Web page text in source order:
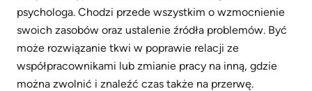
psychologa. Chodzi przede wszystkim o wzmocnienie
swoich zasobów oraz ustalenie źródła problemów. Być
może rozwiązanie tkwi w poprawie relacji ze
współpracownikami lub zmianie pracy na inną, gdzie
można zwolnić i znaleźć czas także na przerwę.